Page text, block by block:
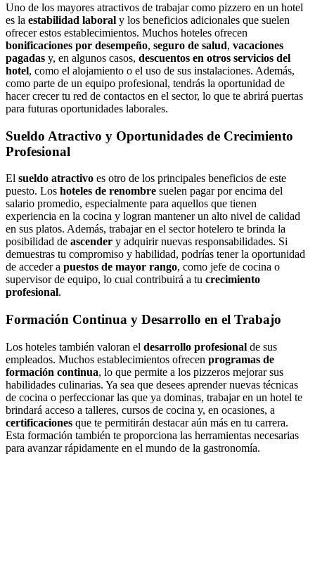
Uno de los mayores atractivos de trabajar como pizzero en un hotel
es la estabilidad laboral y los beneficios adicionales que suelen
ofrecer estos establecimientos. Muchos hoteles ofrecen
bonificaciones por desempeño, seguro de salud, vacaciones
pagadas y, en algunos casos, descuentos en otros servicios del
hotel, como el alojamiento o el uso de sus instalaciones. Además,
como parte de un equipo profesional, tendrás la oportunidad de
hacer crecer tu red de contactos en el sector, lo que te abrirá puertas
para futuras oportunidades laborales.
Sueldo Atractivo y Oportunidades de Crecimiento
Profesional
El sueldo atractivo es otro de los principales beneficios de este
puesto. Los hoteles de renombre suelen pagar por encima del
salario promedio, especialmente para aquellos que tienen
experiencia en la cocina y logran mantener un alto nivel de calidad
en sus platos. Además, trabajar en el sector hotelero te brinda la
posibilidad de ascender y adquirir nuevas responsabilidades. Si
demuestras tu compromiso y habilidad, podrías tener la oportunidad
de acceder a puestos de mayor rango, como jefe de cocina o
supervisor de equipo, lo cual contribuirá a tu crecimiento
profesional.
Formación Continua y Desarrollo en el Trabajo
Los hoteles también valoran el desarrollo profesional de sus
empleados. Muchos establecimientos ofrecen programas de
formación continua, lo que permite a los pizzeros mejorar sus
habilidades culinarias. Ya sea que desees aprender nuevas técnicas
de cocina o perfeccionar las que ya dominas, trabajar en un hotel te
brindará acceso a talleres, cursos de cocina y, en ocasiones, a
certificaciones que te permitirán destacar aún más en tu carrera.
Esta formación también te proporciona las herramientas necesarias
para avanzar rápidamente en el mundo de la gastronomía.